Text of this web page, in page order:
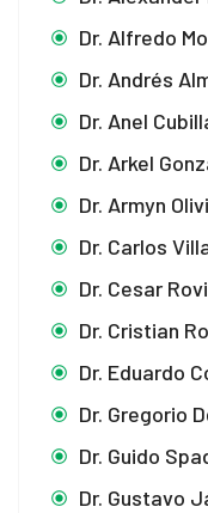
Dr. Alfredo
Dr. Andrés
Dr. Anel
Dr. Arkel
Dr. Armyn
Dr. Carlos
Dr. Cesar
Dr. Cristian
Dr. Eduardo
Dr. Gregorio
Dr. Guido
Dr. Gustavo